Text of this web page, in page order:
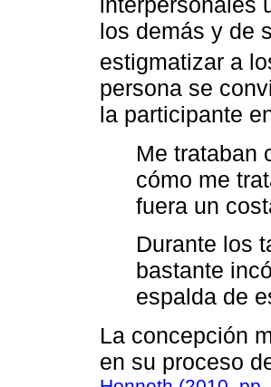
los demás y de
estigmatizar a
persona se
la participante
Me trataban
cómo me
fuera un
Durante los
bastante
espalda de
La concepción
en su proceso